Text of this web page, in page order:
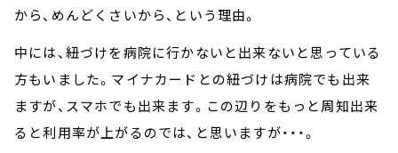
から、めんどくさいから、という理由。
中には、紐づけを病院に行かないと出来ないと思っている
方もいました。マイナカードとの紐づけは病院でも出来
ますが、スマホでも出来ます。この辺りをもっと周知出来
ると利用率が上がるのでは、と思いますが・・・。